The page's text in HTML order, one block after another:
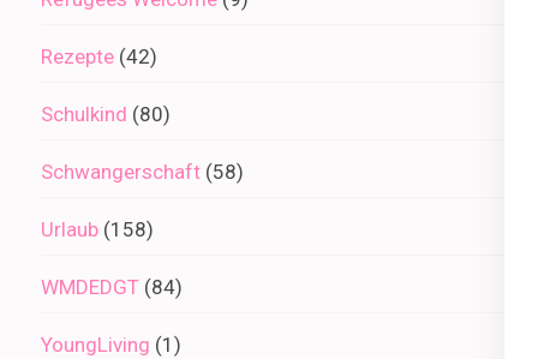
Rezepte (42)
Schulkind (80)
Schwangerschaft (58)
Urlaub (158)
WMDEDGT (84)
YoungLiving (1)